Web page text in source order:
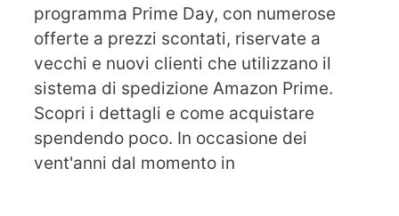
programma Prime Day, con numerose
offerte a prezzi scontati, riservate a
vecchi e nuovi clienti che utilizzano il
sistema di spedizione Amazon Prime.
Scopri i dettagli e come acquistare
spendendo poco. In occasione dei
vent'anni dal momento in